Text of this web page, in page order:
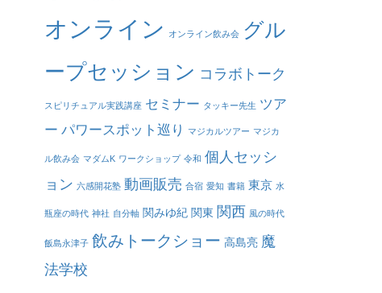
オンライン オンライン飲み会 グル
ープセッション コラボトーク
スピリチュアル実践講座 セミナー タッキー先生 ツア
ー パワースポット巡り マジカルツアー マジカ
ル飲み会 マダムK ワークショップ 令和 個人セッシ
ョン 六感開花塾 動画販売 合宿 愛知 書籍 東京 水
瓶座の時代 神社 自分軸 関みゆ紀 関東 関西 風の時代
飯島永津子 飲みトークショー 高島亮 魔
法学校